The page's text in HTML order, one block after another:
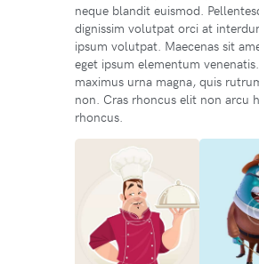
neque blandit euismod.
dignissim volutpat orci at
ipsum volutpat. Maecenas sit
eget ipsum elementum
maximus urna magna, quis
non. Cras rhoncus elit non arcu
rhoncus.